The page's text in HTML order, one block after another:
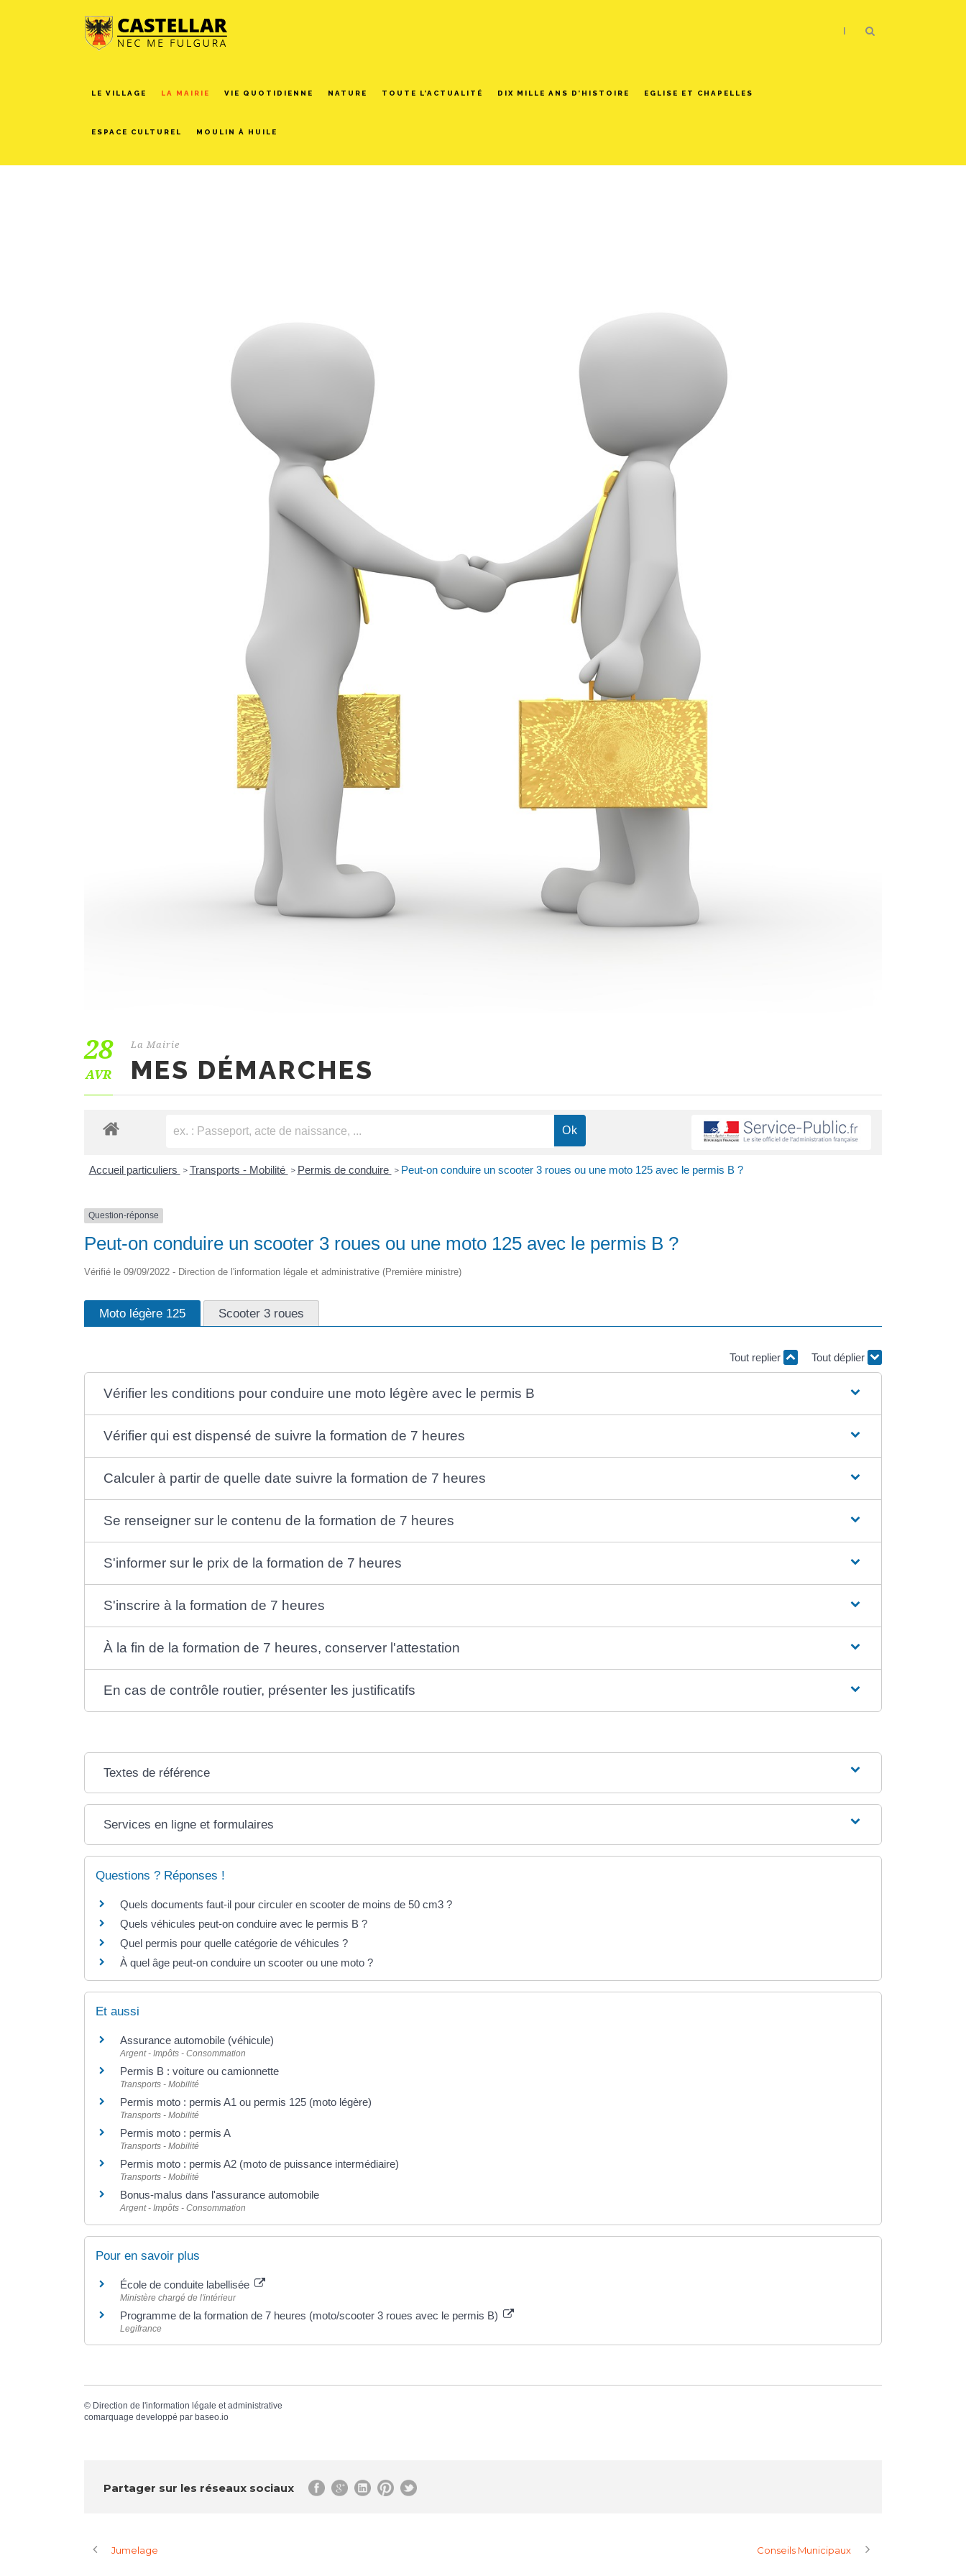
LE VILLAGE LA MAIRIE VIE QUOTIDIENNE NATURE TOUTE L’ACTUALITÉ DIX MILLE ANS D’HISTOIRE EGLISE ET CHAPELLES
ESPACE CULTUREL MOULIN À HUILE
|
28
AVR
La Mairie
MES DÉMARCHES
Accueil particuliers > Transports - Mobilité > Permis de conduire > Peut-on conduire un scooter 3 roues ou une moto 125 avec le permis B ?
Question-réponse
Peut-on conduire un scooter 3 roues ou une moto 125 avec le permis B ?
Vérifié le 09/09/2022 - Direction de l'information légale et administrative (Première ministre)
Moto légère 125 Scooter 3 roues
Tout replier Tout déplier
Vérifier les conditions pour conduire une moto légère avec le permis B
Vérifier qui est dispensé de suivre la formation de 7 heures
Calculer à partir de quelle date suivre la formation de 7 heures
Se renseigner sur le contenu de la formation de 7 heures
S'informer sur le prix de la formation de 7 heures
S'inscrire à la formation de 7 heures
À la fin de la formation de 7 heures, conserver l'attestation
En cas de contrôle routier, présenter les justificatifs
Textes de référence
Services en ligne et formulaires
Questions ? Réponses !
Quels documents faut-il pour circuler en scooter de moins de 50 cm3 ?
Quels véhicules peut-on conduire avec le permis B ?
Quel permis pour quelle catégorie de véhicules ?
À quel âge peut-on conduire un scooter ou une moto ?
Et aussi
Assurance automobile (véhicule)
Argent - Impôts - Consommation
Permis B : voiture ou camionnette
Transports - Mobilité
Permis moto : permis A1 ou permis 125 (moto légère)
Transports - Mobilité
Permis moto : permis A
Transports - Mobilité
Permis moto : permis A2 (moto de puissance intermédiaire)
Transports - Mobilité
Bonus-malus dans l'assurance automobile
Argent - Impôts - Consommation
Pour en savoir plus
École de conduite labellisée
Ministère chargé de l'intérieur
Programme de la formation de 7 heures (moto/scooter 3 roues avec le permis B)
Legifrance
© Direction de l'information légale et administrative
comarquage developpé par baseo.io
Partager sur les réseaux sociaux
Jumelage Conseils Municipaux